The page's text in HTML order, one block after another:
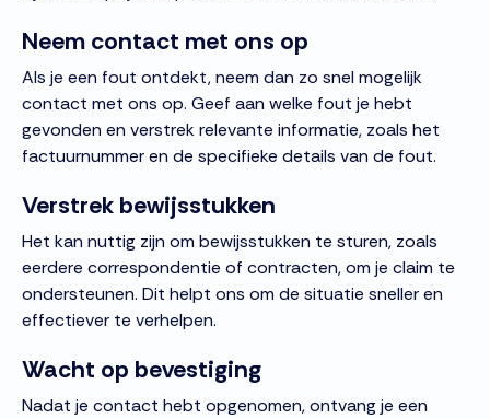
Neem contact met ons op
Als je een fout ontdekt, neem dan zo snel mogelijk
contact met ons op. Geef aan welke fout je hebt
gevonden en verstrek relevante informatie, zoals het
factuurnummer en de specifieke details van de fout.
Verstrek bewijsstukken
Het kan nuttig zijn om bewijsstukken te sturen, zoals
eerdere correspondentie of contracten, om je claim te
ondersteunen. Dit helpt ons om de situatie sneller en
effectiever te verhelpen.
Wacht op bevestiging
Nadat je contact hebt opgenomen, ontvang je een